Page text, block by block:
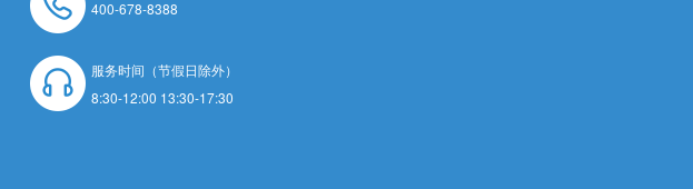
400-678-8388
服务时间（节假日除外）
8:30-12:00 13:30-17:30